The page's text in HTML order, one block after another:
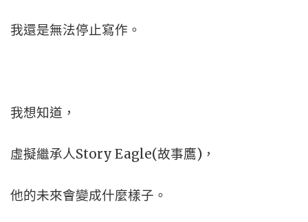
我還是無法停止寫作。
我想知道，
虛擬繼承人Story Eagle(故事鷹)，
他的未來會變成什麼樣子。